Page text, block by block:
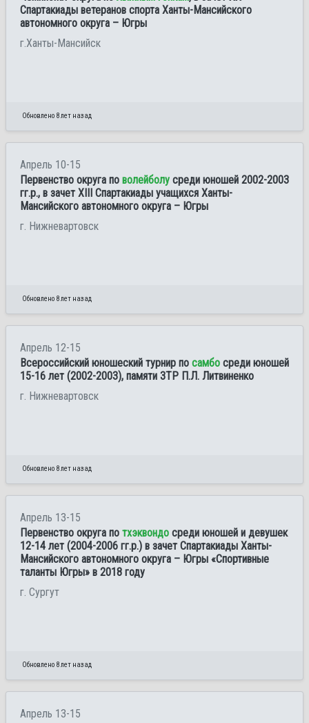
Спартакиады ветеранов спорта Ханты-Мансийского
автономного округа – Югры
г.Ханты-Мансийск
Обновлено 8 лет назад
Апрель 10-15
Первенство округа по волейболу среди юношей 2002-2003
гг.р., в зачет XIII Спартакиады учащихся Ханты-
Мансийского автономного округа – Югры
г. Нижневартовск
Обновлено 8 лет назад
Апрель 12-15
Всероссийский юношеский турнир по самбо среди юношей
15-16 лет (2002-2003), памяти ЗТР П.Л. Литвиненко
г. Нижневартовск
Обновлено 8 лет назад
Апрель 13-15
Первенство округа по тхэквондо среди юношей и девушек
12-14 лет (2004-2006 гг.р.) в зачет Спартакиады Ханты-
Мансийского автономного округа – Югры «Спортивные
таланты Югры» в 2018 году
г. Сургут
Обновлено 8 лет назад
Апрель 13-15